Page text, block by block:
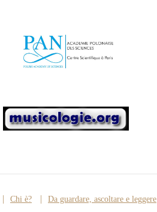
Chi è? Da guardare, ascoltare e leggere